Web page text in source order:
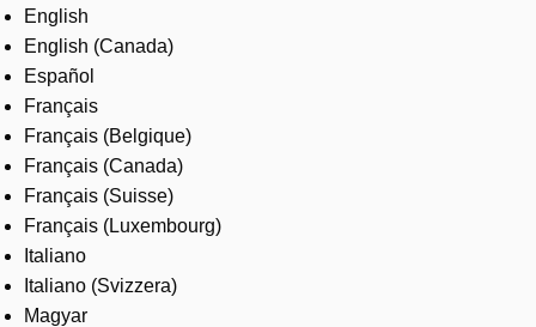
Careers
English
English (Canada)
Español
Français
Français (Belgique)
Français (Canada)
Français (Suisse)
Français (Luxembourg)
Italiano
Italiano (Svizzera)
Magyar